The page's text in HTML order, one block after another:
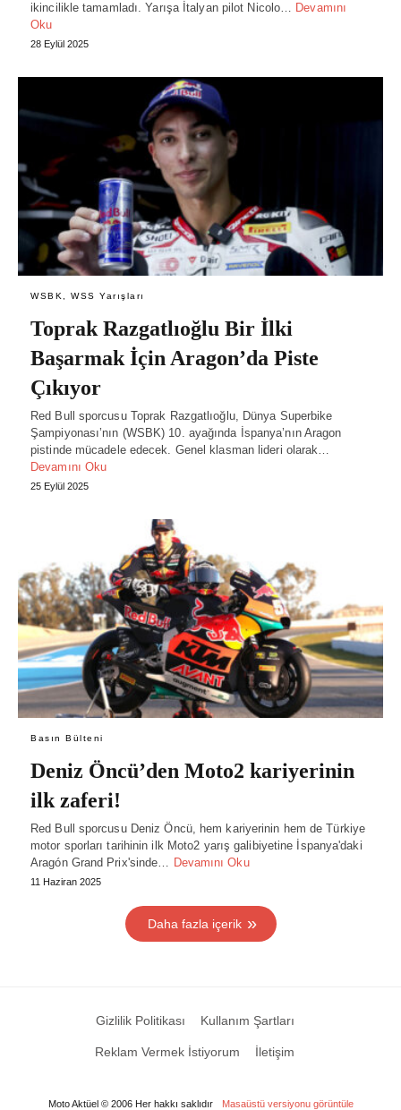
ikincilikle tamamladı. Yarışa İtalyan pilot Nicolo… Devamını
Oku
28 Eylül 2025
WSBK, WSS Yarışları
Toprak Razgatlıoğlu Bir İlki
Başarmak İçin Aragon’da Piste
Çıkıyor
Red Bull sporcusu Toprak Razgatlıoğlu, Dünya Superbike
Şampiyonası’nın (WSBK) 10. ayağında İspanya’nın Aragon
pistinde mücadele edecek. Genel klasman lideri olarak…
Devamını Oku
25 Eylül 2025
Basın Bülteni
Deniz Öncü’den Moto2 kariyerinin
ilk zaferi!
Red Bull sporcusu Deniz Öncü, hem kariyerinin hem de Türkiye
motor sporları tarihinin ilk Moto2 yarış galibiyetine İspanya'daki
Aragón Grand Prix'sinde…
Devamını Oku
11 Haziran 2025
Daha fazla içerik
Gizlilik Politikası Kullanım Şartları
Reklam Vermek İstiyorum İletişim
Moto Aktüel © 2006 Her hakkı saklıdır Masaüstü versiyonu görüntüle